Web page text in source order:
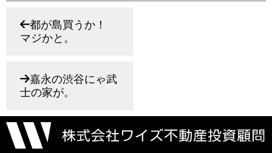
都が島買うか！
マジかと。
嘉永の渋谷にゃ武
士の家が。